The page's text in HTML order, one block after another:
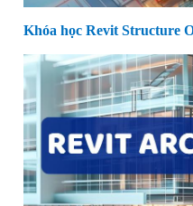
Khóa học Revit Structure